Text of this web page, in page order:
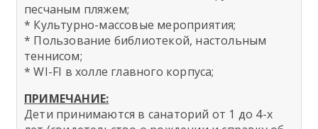
песчаным пляжем;
* Культурно-массовые мероприятия;
* Пользование библиотекой, настольным
теннисом;
* WI-FI в холле главного корпуса;
ПРИМЕЧАНИЕ:
Дети принимаются в санаторий от 1 до 4-х